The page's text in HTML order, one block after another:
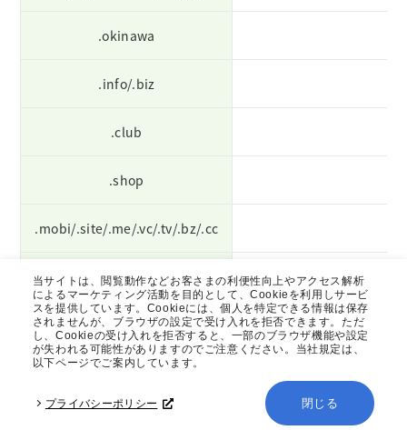
当サイトは、閲覧動作などお客さまの利便性向上やアクセス解析
によるマーケティング活動を目的として、Cookieを利用しサービ
スを提供しています。Cookieには、個人を特定できる情報は保存
されませんが、ブラウザの設定で受け入れを拒否できます。ただ
し、Cookieの受け入れを拒否すると、一部のブラウザ機能や設定
が失われる可能性がありますのでご注意ください。当社規定は、
以下ページでご案内しています。
プライバシーポリシー 閉じる
.okinawa
.info/.biz
.club
.shop
.mobi/.site/.me/.vc/.tv/.bz/.cc
.ai
※ 更新費用のお支払いが滞ると、ドメインは、即時失効（有効期限切れ
による利用不可）します。失効したドメインを復旧するには、通常の更
新費用とは別に復旧手数料が必要です。
詳細は、サポートまでお問い合わせください。
※ 独自ドメインを利用しない場合、または他社で取得・管理する場合、